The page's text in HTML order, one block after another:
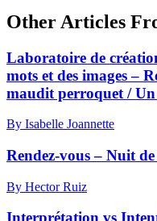
Other Articles
Laboratoire de
mots et des images –
maudit perroquet /
By Isabelle Joannette
Rendez-vous – Nuit
By Hector Ruiz